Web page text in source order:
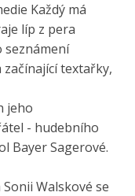
Každý má
líp z pera
seznámení
textařky,
jeho
- hudebního
Bayer Sagerové.
Walskové se